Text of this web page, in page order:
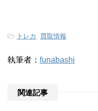
- トレカ , 買取情報
執筆者： funabashi
関連記事